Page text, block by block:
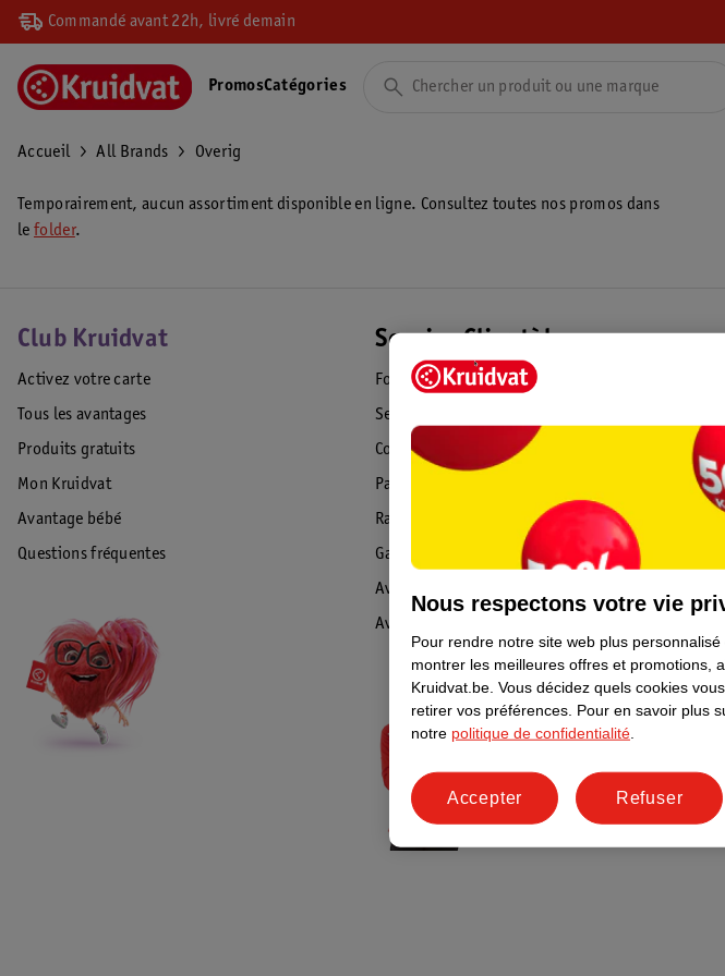
Commandé avant 22h, livré demain
PromosCatégories
Accueil All Brands Overig
Temporairement, aucun assortiment disponible en ligne. Consultez toutes nos promos dans
le folder.
Club Kruidvat
Activez votre carte
Tous les avantages
Produits gratuits
Mon Kruidvat
Avantage bébé
Questions fréquentes
Service Clientèle
Foire aux questions
Service Clientèle
Commande & Livraison
Paiement
Rappel & Retour
Garantie
Avis de sécurité
Avis
Nous respectons votre vie
Pour rendre notre site web plus personnalisé
montrer les meilleures offres et promotions,
Kruidvat.be. Vous décidez quels cookies
retirer vos préférences. Pour en savoir plus
notre politique de confidentialité
Refuser
Accepter